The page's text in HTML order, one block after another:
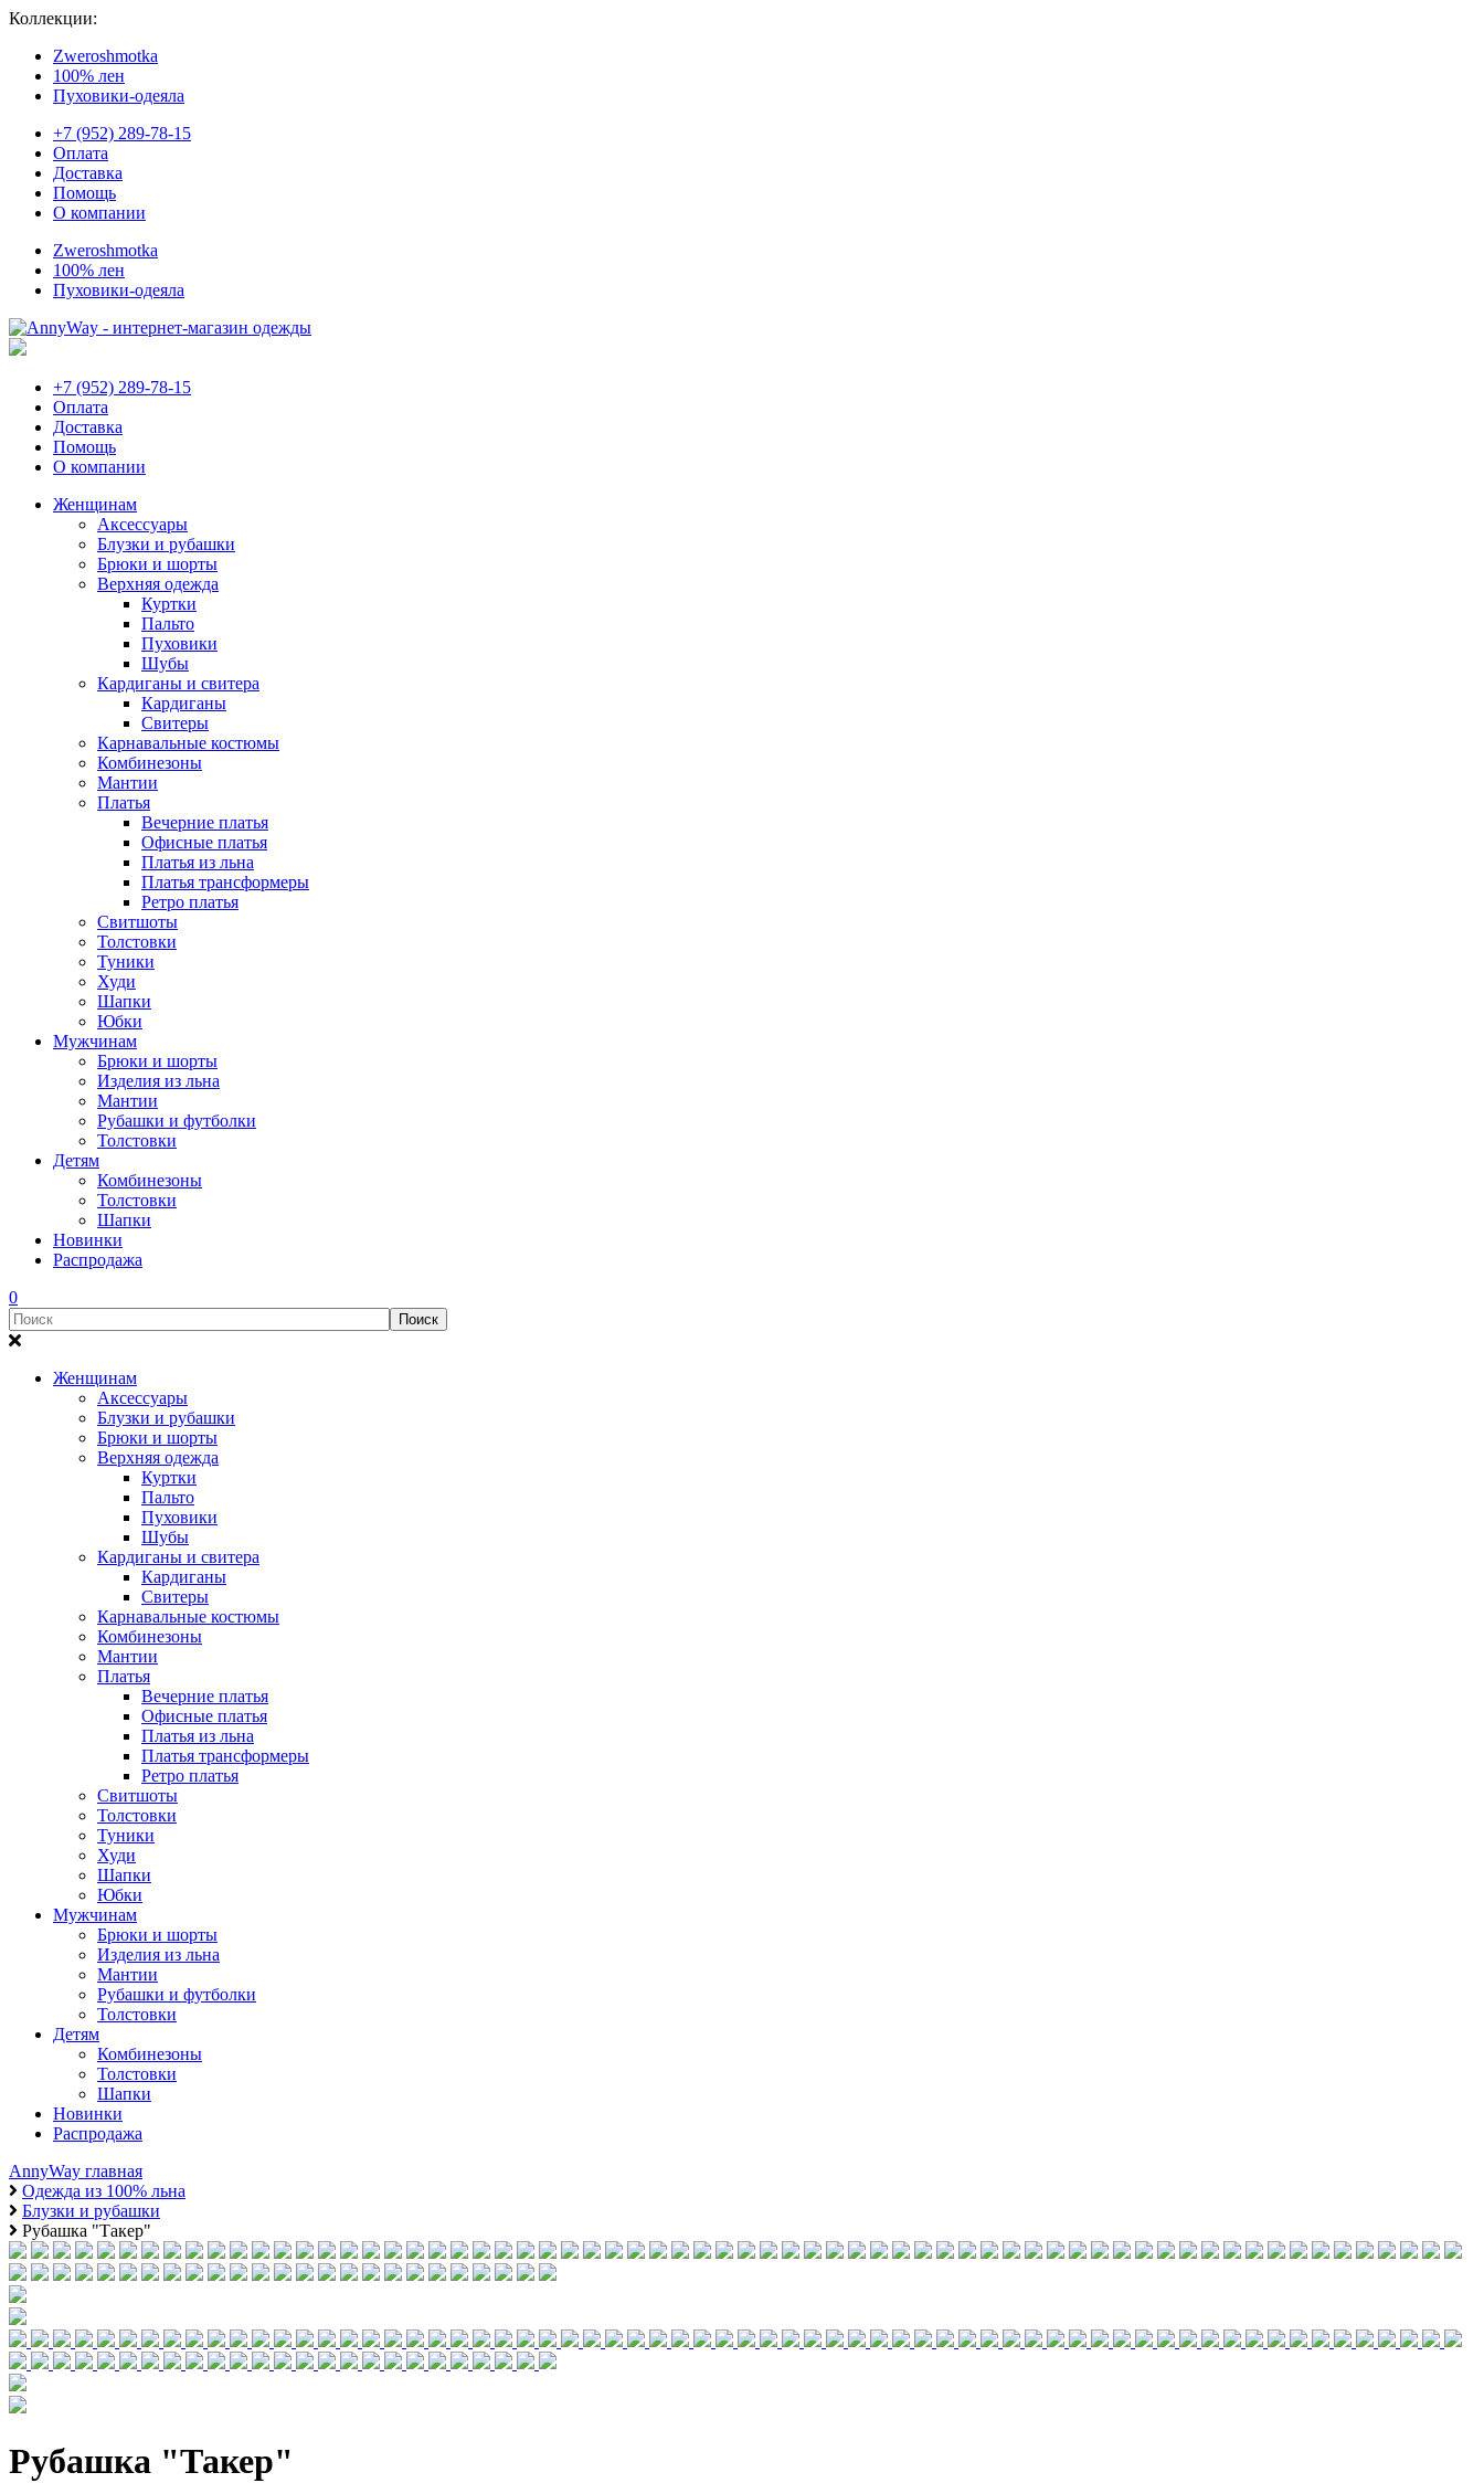
Коллекции:
Zweroshmotka
100% лен
Пуховики-одеяла
+7 (952) 289-78-15
Оплата
Доставка
Помощь
О компании
Zweroshmotka
100% лен
Пуховики-одеяла
+7 (952) 289-78-15
Оплата
Доставка
Помощь
О компании
Женщинам
Аксессуары
Блузки и рубашки
Брюки и шорты
Верхняя одежда
Куртки
Пальто
Пуховики
Шубы
Кардиганы и свитера
Кардиганы
Свитеры
Карнавальные костюмы
Комбинезоны
Мантии
Платья
Вечерние платья
Офисные платья
Платья из льна
Платья трансформеры
Ретро платья
Свитшоты
Толстовки
Туники
Худи
Шапки
Юбки
Мужчинам
Брюки и шорты
Изделия из льна
Мантии
Рубашки и футболки
Толстовки
Детям
Комбинезоны
Толстовки
Шапки
Новинки
Распродажа
0
Женщинам
Аксессуары
Блузки и рубашки
Брюки и шорты
Верхняя одежда
Куртки
Пальто
Пуховики
Шубы
Кардиганы и свитера
Кардиганы
Свитеры
Карнавальные костюмы
Комбинезоны
Мантии
Платья
Вечерние платья
Офисные платья
Платья из льна
Платья трансформеры
Ретро платья
Свитшоты
Толстовки
Туники
Худи
Шапки
Юбки
Мужчинам
Брюки и шорты
Изделия из льна
Мантии
Рубашки и футболки
Толстовки
Детям
Комбинезоны
Толстовки
Шапки
Новинки
Распродажа
AnnyWay главная
Одежда из 100% льна
Блузки и рубашки
Рубашка "Такер"
Рубашка "Такер"